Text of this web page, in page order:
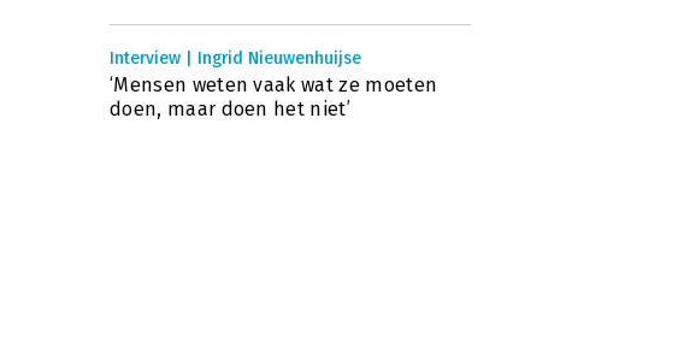
Interview | Ingrid Nieuwenhuijse
‘Mensen weten vaak wat ze moeten
doen, maar doen het niet’